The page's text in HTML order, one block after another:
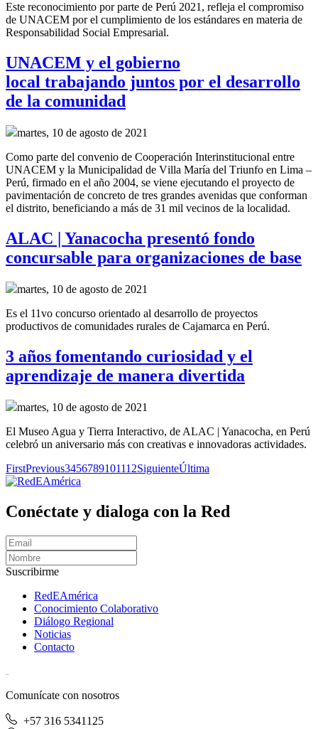
Este reconocimiento por parte de Perú 2021, refleja el compromiso
de UNACEM por el cumplimiento de los estándares en materia de
Responsabilidad Social Empresarial.
UNACEM y el gobierno
local trabajando juntos por el desarrollo
de la comunidad
martes, 10 de agosto de 2021
Como parte del convenio de Cooperación Interinstitucional entre
UNACEM y la Municipalidad de Villa María del Triunfo en Lima –
Perú, firmado en el año 2004, se viene ejecutando el proyecto de
pavimentación de concreto de tres grandes avenidas que conforman
el distrito, beneficiando a más de 31 mil vecinos de la localidad.
ALAC | Yanacocha presentó fondo
concursable para organizaciones de base
martes, 10 de agosto de 2021
Es el 11vo concurso orientado al desarrollo de proyectos
productivos de comunidades rurales de Cajamarca en Perú.
3 años fomentando curiosidad y el
aprendizaje de manera divertida
martes, 10 de agosto de 2021
El Museo Agua y Tierra Interactivo, de ALAC | Yanacocha, en Perú
celebró un aniversario más con creativas e innovadoras actividades.
FirstPrevious3456789101112SiguienteÚltima
Conéctate y dialoga con la Red
Suscribirme
RedEAmérica
Conocimiento Colaborativo
Diálogo Regional
Noticias
Contacto
Comunícate con nosotros
+57 316 5341125